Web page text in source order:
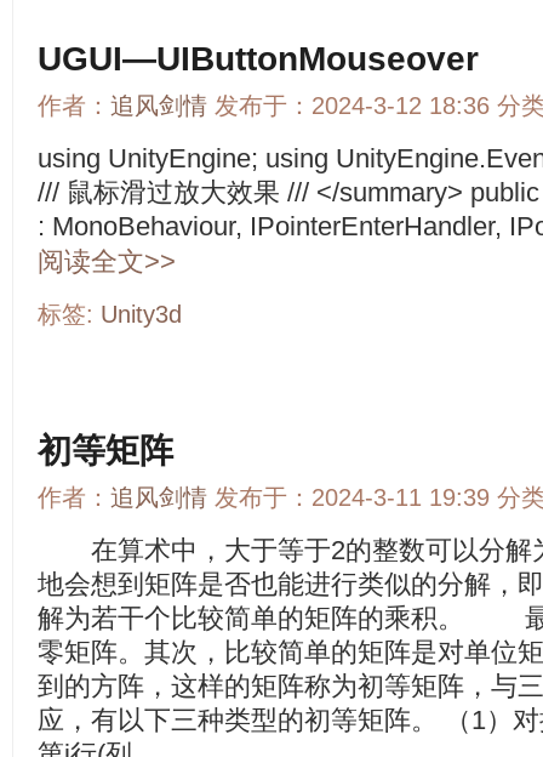
UGUI—UIButtonMouseover
作者： 追风剑情 发布于：2024-3-12 18:36 分
using UnityEngine; using
/// 鼠标滑过放大效果 /// </summary>
: MonoBehaviour, IPointerEnterHandler,
阅读全文>>
标签: Unity3d
初等矩阵
作者： 追风剑情 发布于：2024-3-11 19:39 分
在算术中，大于等于2的整数可以分解
地会想到矩阵是否也能进行类似的分解，
解为若干个比较简单的矩阵的乘积。
零矩阵。其次，比较简单的矩阵是对单位
到的方阵，这样的矩阵称为初等矩阵，与
应，有以下三种类型的初等矩阵。 （1）